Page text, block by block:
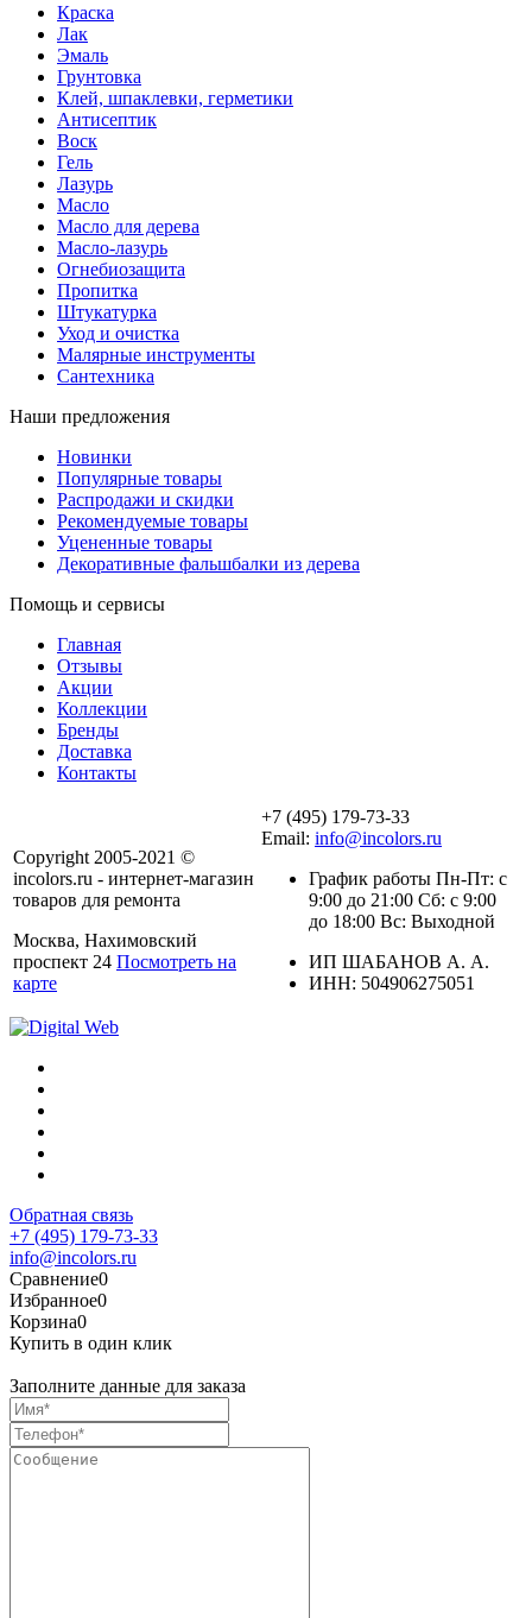
Краска
Лак
Эмаль
Грунтовка
Клей, шпаклевки, герметики
Антисептик
Воск
Гель
Лазурь
Масло
Масло для дерева
Масло-лазурь
Огнебиозащита
Пропитка
Штукатурка
Уход и очистка
Малярные инструменты
Сантехника
Наши предложения
Новинки
Популярные товары
Распродажи и скидки
Рекомендуемые товары
Уцененные товары
Декоративные фальшбалки из дерева
Помощь и сервисы
Главная
Отзывы
Акции
Коллекции
Бренды
Доставка
Контакты
Copyright 2005-2021 ©
incolors.ru - интернет-магазин
товаров для ремонта
Москва, Нахимовский
проспект 24 Посмотреть на
карте
+7 (495) 179-73-33
Email: info@incolors.ru
График работы Пн-Пт: с
9:00 до 21:00 Сб: с 9:00
до 18:00 Вс: Выходной
ИП ШАБАНОВ А. А.
ИНН: 504906275051
Обратная связь
+7 (495) 179-73-33
info@incolors.ru
Сравнение0
Избранное0
Корзина0
Купить в один клик
Заполните данные для заказа